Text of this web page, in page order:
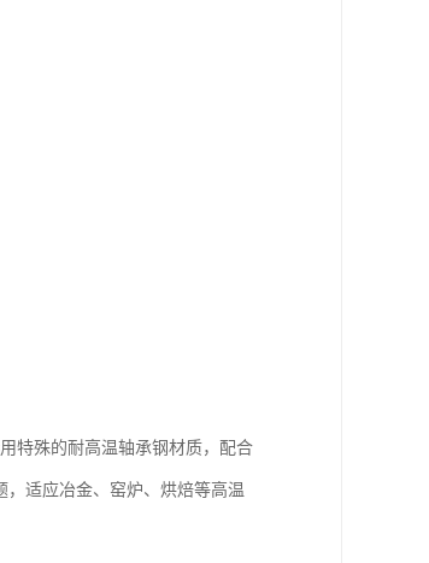
特殊的耐高温轴承钢材质，配合
适应冶金、窑炉、烘焙等高温